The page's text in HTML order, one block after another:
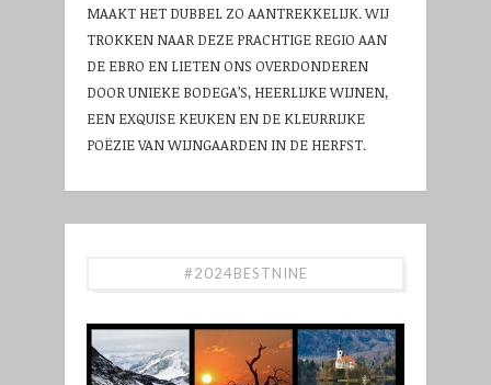
MAAKT HET DUBBEL ZO AANTREKKELIJK. WIJ
TROKKEN NAAR DEZE PRACHTIGE REGIO AAN
DE EBRO EN LIETEN ONS OVERDONDEREN
DOOR UNIEKE BODEGA’S, HEERLIJKE WIJNEN,
EEN EXQUISE KEUKEN EN DE KLEURRIJKE
POËZIE VAN WIJNGAARDEN IN DE HERFST.
#2024BESTNINE